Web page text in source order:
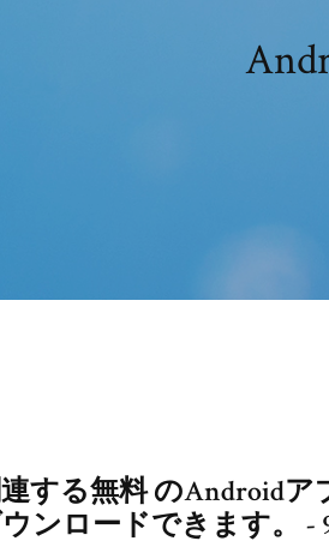
する無料 のAndroid
ンロードできます。 -